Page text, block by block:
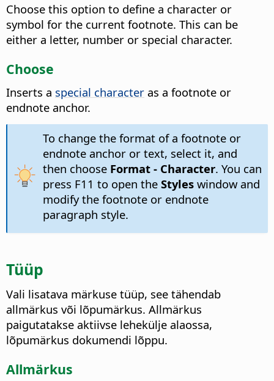
Choose this option to define a character or
symbol for the current footnote. This can be
either a letter, number or special character.
Choose
Inserts a special character as a footnote or
endnote anchor.
To change the format of a footnote or
endnote anchor or text, select it, and
then choose Format - Character. You can
press F11 to open the Styleswindow and
modify the footnote or endnote
paragraph style.
Tüüp
Vali lisatava märkuse tüüp, see tähendab
allmärkus või lõpumärkus. Allmärkus
paigutatakse aktiivse lehekülje alaossa,
lõpumärkus dokumendi lõppu.
Allmärkus